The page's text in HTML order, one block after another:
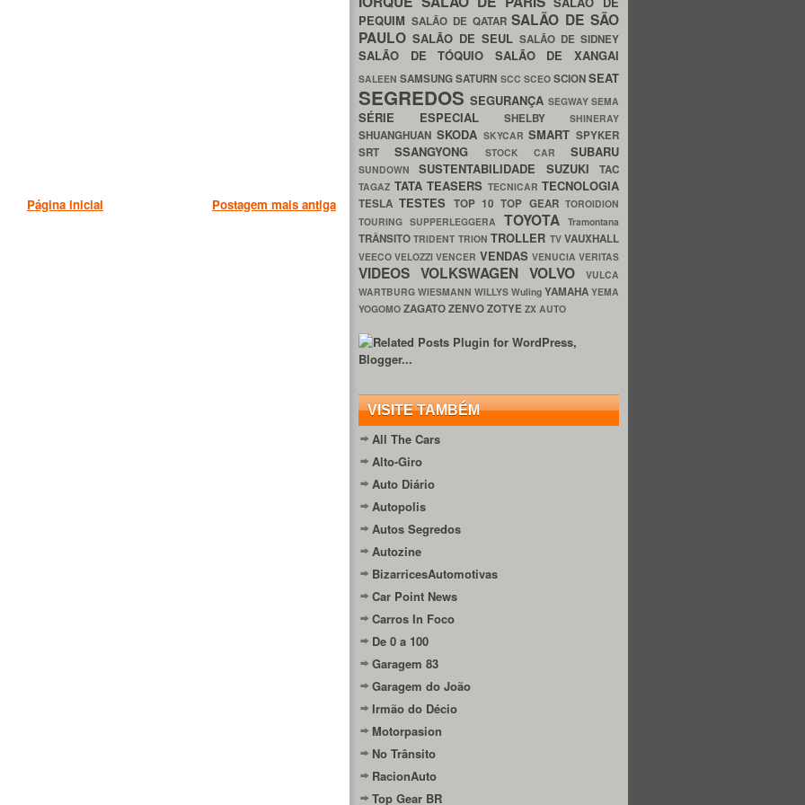
Postagem mais antiga
Página inicial
PEQUIM SALÃO DE QATARSALÃO DE SÃO
PAULO SALÃO DE SEUL SALÃO DE SIDNEY
SALÃO DE TÓQUIO SALÃO DE XANGAI
SALEENSAMSUNGSATURN SCC SCEO SCIONSEAT
SEGREDOSSEGURANÇA SEGWAYSEMA
SÉRIE ESPECIAL SHELBY SHINERAY
SHUANGHUAN SKODA SKYCARSMART SPYKER
SRTSSANGYONG STOCK CAR SUBARU
SUNDOWNSUSTENTABILIDADE SUZUKITAC
TAGAZ TATA TEASERS TECNICAR TECNOLOGIA
TESLATESTES TOP 10TOP GEARTOROIDION
TOURING SUPPERLEGGERA TOYOTATramontana
TRÂNSITOTRIDENT TRIONTROLLER TVVAUXHALL
VEECOVELOZZIVENCER VENDAS VENUCIAVERITAS
VIDEOS VOLKSWAGEN VOLVO
VULCA
WARTBURG WIESMANN WILLYS Wuling YAMAHA YEMA
YOGOMO ZAGATOZENVOZOTYE ZX AUTO
VISITE TAMBÉM
All The Cars
Alto-Giro
Auto Diário
Autopolis
Autos Segredos
Autozine
BizarricesAutomotivas
Car Point News
Carros In Foco
De 0 a 100
Garagem 83
Garagem do João
Irmão do Décio
Motorpasion
No Trânsito
RacionAuto
Top Gear BR